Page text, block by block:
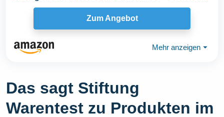
Zum Angebot
Mehr anzeigen ⏷
Das sagt Stiftung
Warentest zu Produkten im